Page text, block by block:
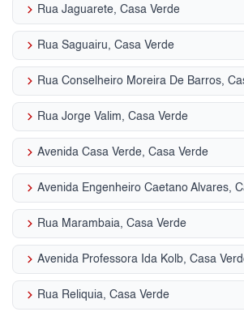
keyboard_arrow_right Rua Jaguarete, Casa Verde
keyboard_arrow_right Rua Saguairu, Casa Verde
keyboard_arrow_right Rua Conselheiro Moreira De Barros,
keyboard_arrow_right Rua Jorge Valim, Casa Verde
keyboard_arrow_right Avenida Casa Verde, Casa Verde
keyboard_arrow_right Avenida Engenheiro Caetano Alvares,
keyboard_arrow_right Rua Marambaia, Casa Verde
keyboard_arrow_right Avenida Professora Ida Kolb, Casa
keyboard_arrow_right Rua Reliquia, Casa Verde